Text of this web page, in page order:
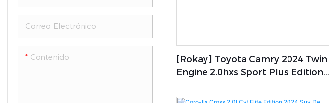
Correo Electrónico
Contenido
[rokay] Toyota Camry 2024 Twin
Engine 2.0hxs Sport Plus Edition /